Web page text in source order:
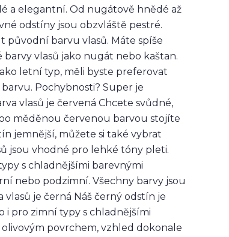
a elegantní. Od nugátově hnědé až
odstíny jsou obzvláště pestré.
původní barvu vlasů. Máte spíše
vlasů jako nugát nebo kaštan.
letní typ, měli byste preferovat
Pochybnosti? Super je
vlasů je červená Chcete svůdné,
měděnou červenou barvou stojíte
jemnější, můžete si také vybrat
jsou vhodné pro lehké tóny pleti.
s chladnějšími barevnými
nebo podzimní. Všechny barvy jsou
je černá Náš černý odstín je
i pro zimní typy s chladnějšími
povrchem, vzhled dokonale